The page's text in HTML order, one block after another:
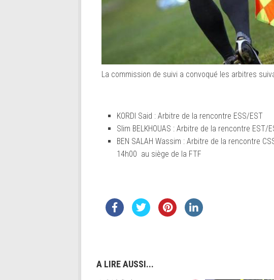
La commission de suivi a convoqué les arbitres
KORDI Said : Arbitre de la rencontre ESS/EST
Slim BELKHOUAS : Arbitre de la rencontre EST/
BEN SALAH Wassim : Arbitre de la rencontre
14h00 au siège de la FTF
A LIRE AUSSI...